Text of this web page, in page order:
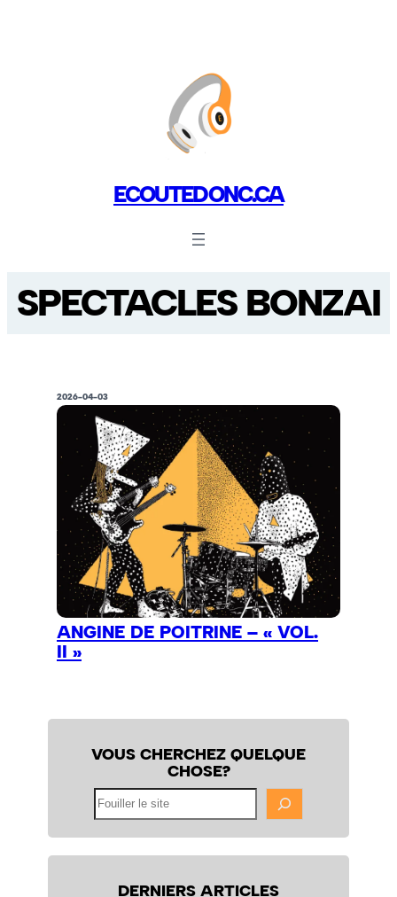
ECOUTEDONC.CA
SPECTACLES BONZAI
2026-04-03
ANGINE DE POITRINE – « VOL.
II »
VOUS CHERCHEZ QUELQUE
CHOSE?
DERNIERS ARTICLES